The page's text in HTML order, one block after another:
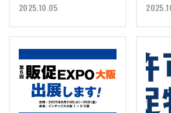
2025.10.05